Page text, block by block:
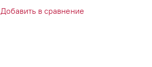
Добавить в сравнение